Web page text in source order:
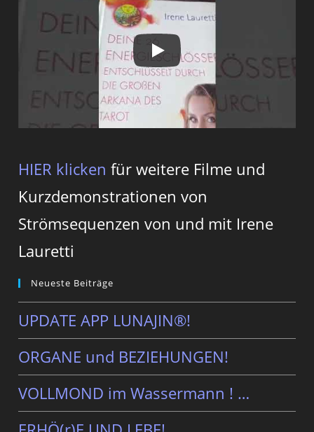
HIER klicken für weitere Filme und
Kurzdemonstrationen von
Strömsequenzen von und mit Irene
Lauretti
Neueste Beiträge
UPDATE APP LUNAJIN®!
ORGANE und BEZIEHUNGEN!
VOLLMOND im Wassermann ! …